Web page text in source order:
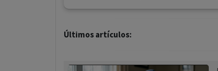
Últimos artículos: